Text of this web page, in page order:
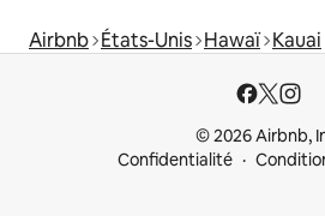
Airbnb États-Unis Hawaï Kauai
© 2026 Airbnb,
Confidentialité